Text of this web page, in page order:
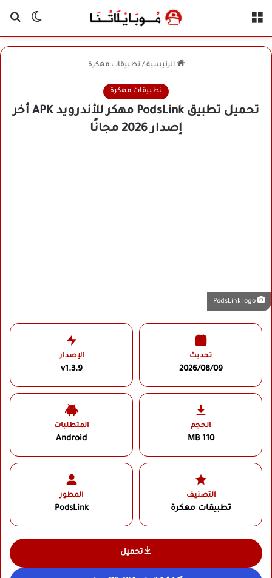
الوضع
الرئيسية / تطبيقات مهكرة
تطبيقات مهكرة
تحميل تطبيق PodsLink مهكر للأندرويد APK أخر
إصدار 2026 مجانًا
تحديث
2026/08/09
الإصدار
v1.3.9
الحجم
110 MB
المتطلبات
Android
التصنيف
تطبيقات مهكرة
المطور
PodsLink‏
تحميل